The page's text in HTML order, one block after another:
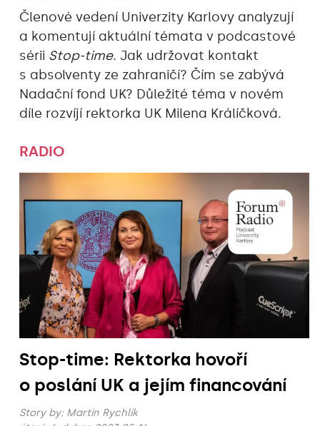
Členové vedení Univerzity Karlovy analyzují
a komentují aktuální témata v podcastové
sérii Stop-time. Jak udržovat kontakt
s absolventy ze zahraničí? Čím se zabývá
Nadační fond UK? Důležité téma v novém
díle rozvíjí rektorka UK Milena Králíčková.
RADIO
Stop-time: Rektorka hovoří
o poslání UK a jejím financování
Story by: Martin Rychlík